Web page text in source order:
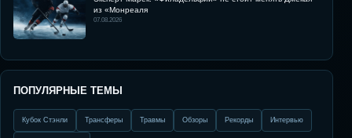
из «Монреаля
07.08.2026
ПОПУЛЯРНЫЕ ТЕМЫ
Кубок Стэнли Трансферы Травмы Обзоры Рекорды Интервью